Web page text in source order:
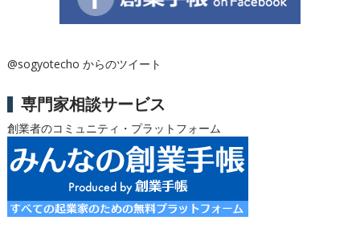
@sogyotecho からのツイート
専門家相談サービス
創業者のコミュニティ・プラットフォーム